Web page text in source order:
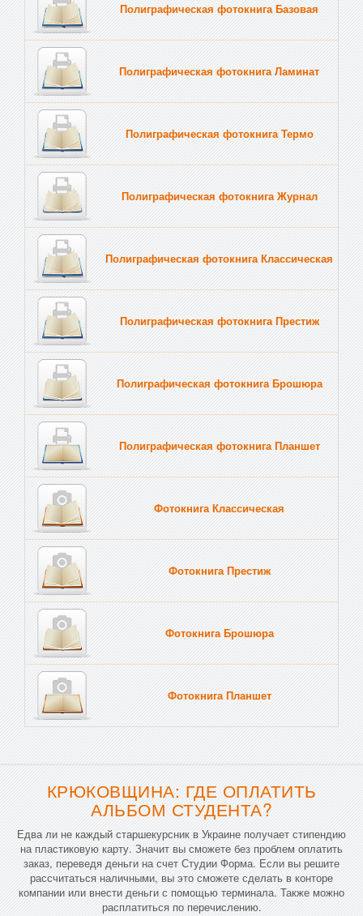
Полиграфическая фотокнига Базовая
Полиграфическая фотокнига Ламинат
Полиграфическая фотокнига Термо
Полиграфическая фотокнига Журнал
Полиграфическая фотокнига Классическая
Полиграфическая фотокнига Престиж
Полиграфическая фотокнига Брошюра
Полиграфическая фотокнига Планшет
Фотокнига Классическая
Фотокнига Престиж
Фотокнига Брошюра
Фотокнига Планшет
КРЮКОВЩИНА: ГДЕ ОПЛАТИТЬ
АЛЬБОМ СТУДЕНТА?
Едва ли не каждый старшекурсник в Украине получает стипендию
на пластиковую карту. Значит вы сможете без проблем оплатить
заказ, переведя деньги на счет Студии Форма. Если вы решите
рассчитаться наличными, вы это сможете сделать в конторе
компании или внести деньги с помощью терминала. Также можно
расплатиться по перечислению.